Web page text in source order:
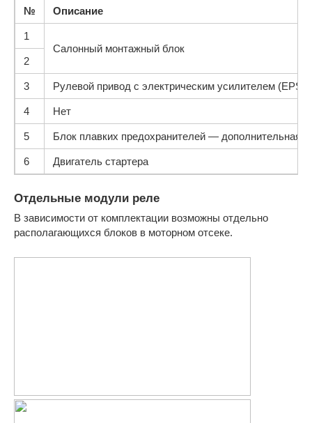
№ Описание
1
Салонный монтажный блок
2
3 Рулевой привод с электрическим усилителем (EPS)
4 Нет
5 Блок плавких предохранителей — дополнительная
6 Двигатель стартера
Отдельные модули реле
В зависимости от комплектации возможны отдельно
располагающихся блоков в моторном отсеке.